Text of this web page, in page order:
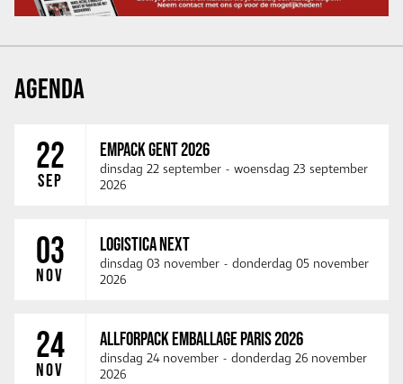
AGENDA
22
SEP
EMPACK GENT 2026
dinsdag 22 september - woensdag 23 september
2026
03
NOV
LOGISTICA NEXT
dinsdag 03 november - donderdag 05 november
2026
24
NOV
ALLFORPACK EMBALLAGE PARIS 2026
dinsdag 24 november - donderdag 26 november
2026